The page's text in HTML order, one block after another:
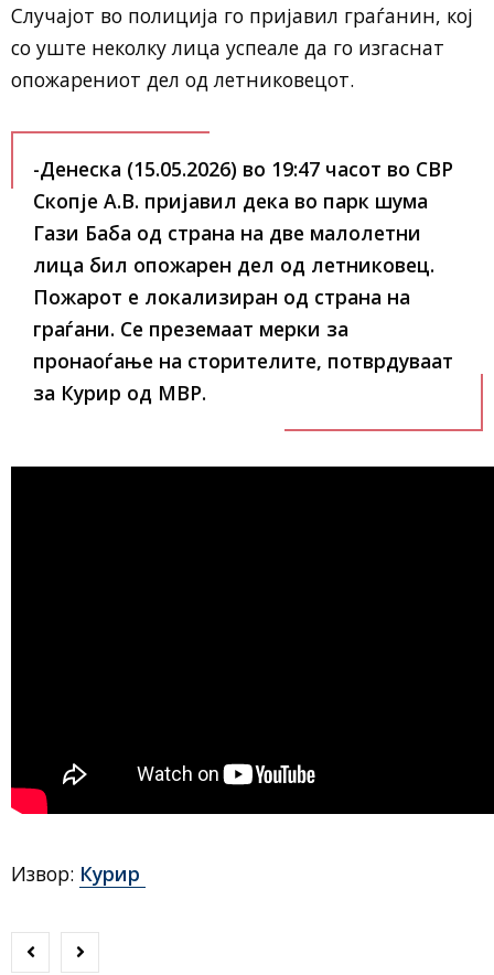
Случајот во полиција го пријавил граѓанин, кој
со уште неколку лица успеале да го изгаснат
опожарениот дел од летниковецот.
-Денеска (15.05.2026) во 19:47 часот во СВР
Скопје А.В. пријавил дека во парк шума
Гази Баба од страна на две малолетни
лица бил опожарен дел од летниковец.
Пожарот е локализиран од страна на
граѓани. Се преземаат мерки за
пронаоѓање на сторителите, потврдуваат
за Курир од МВР.
Извор: Курир